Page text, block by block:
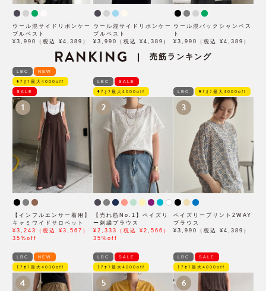
ウール混サイドリボンケー
ブルベスト
¥3,990（税込 ¥4,389）
ウール混サイドリボンケー
ブルベスト
¥3,990（税込 ¥4,389）
ウール混バックシャンベス
ト
¥3,990（税込 ¥4,389）
RANKING | 売筋ランキング
LBC NEW
ﾓｱｵﾌ最大4000off
SALE
1
【インフルエンサー着用】
キャミワイドサロペット
¥3,243（税込 ¥3,567）
35%off
LBC SALE
ﾓｱｵﾌ最大4000off
2
【売れ筋No.1】ペイズリ
ー刺繍ブラウス
¥2,333（税込 ¥2,566）
35%off
LBC ﾓｱｵﾌ最大4000off
3
ペイズリープリント2WAY
ブラウス
¥3,990（税込 ¥4,389）
LBC NEW
ﾓｱｵﾌ最大4000off
4
LBC SALE
ﾓｱｵﾌ最大4000off
5
LBC SALE
ﾓｱｵﾌ最大4000off
6